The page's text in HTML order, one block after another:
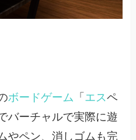
ボードゲーム 「 エスペ
バーチャルで実際に遊
やペン、消しゴムも完